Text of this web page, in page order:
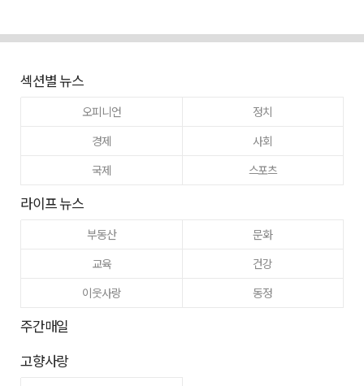
섹션별 뉴스
오피니언
정치
경제
사회
국제
스포츠
라이프 뉴스
부동산
문화
교육
건강
이웃사랑
동정
주간매일
고향사랑